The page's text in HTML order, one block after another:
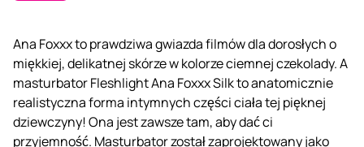
Ana Foxxx to prawdziwa gwiazda filmów dla dorosłych o
miękkiej, delikatnej skórze w kolorze ciemnej czekolady. A
masturbator Fleshlight Ana Foxxx Silk to anatomicznie
realistyczna forma intymnych części ciała tej pięknej
dziewczyny! Ona jest zawsze tam, aby dać ci
przyjemność. Masturbator został zaprojektowany jako